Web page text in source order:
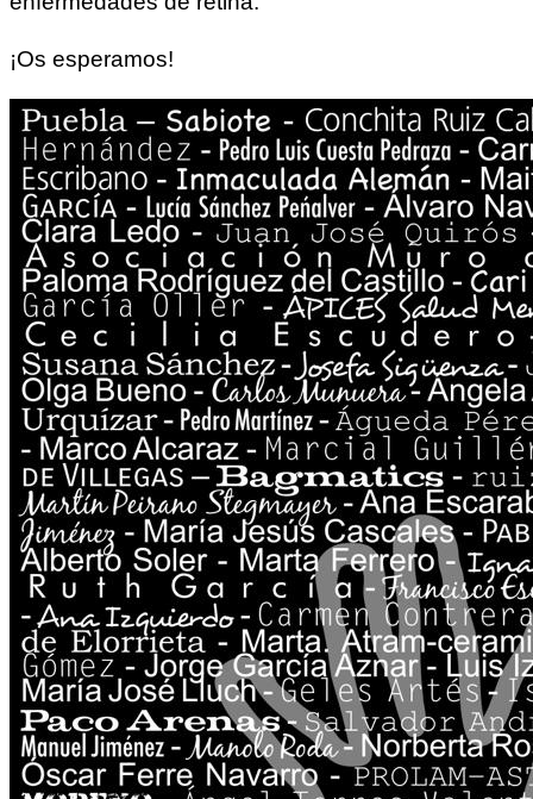
¡Os esperamos!